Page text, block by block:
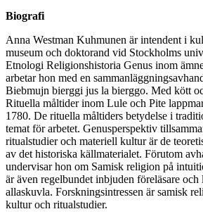
Biografi
Anna Westman Kuhmunen är intendent i
museum och doktorand vid Stockholms
Etnologi Religionshistoria Genus inom
arbetar hon med en
Biebmujn bierggi jus la bierggo. Med kött
Rituella måltider inom Lule och Pite
1780. De rituella måltiders betydelse i
temat för arbetet. Genusperspektiv
ritualstudier och materiell kultur är de
av det historiska källmaterialet. Förutom
undervisar hon om Samisk religion på
är även regelbundet inbjuden föreläsare och
allaskuvla. Forskningsintressen är samisk
kultur och ritualstudier.